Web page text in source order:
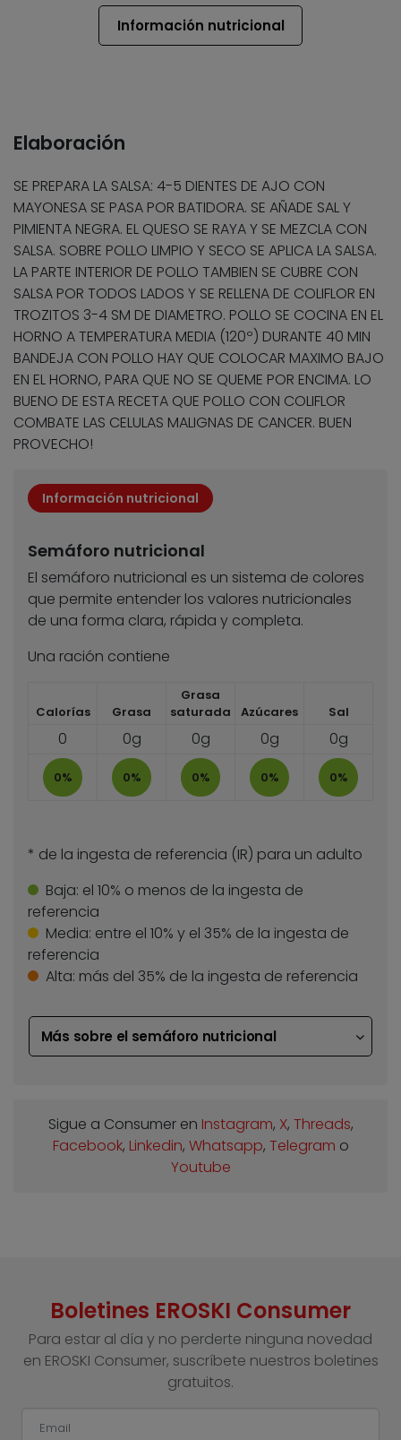
Información nutricional
Elaboración
SE PREPARA LA SALSA: 4-5 DIENTES DE AJO CON
MAYONESA SE PASA POR BATIDORA. SE AÑADE SAL Y
PIMIENTA NEGRA. EL QUESO SE RAYA Y SE MEZCLA CON
SALSA. SOBRE POLLO LIMPIO Y SECO SE APLICA LA SALSA.
LA PARTE INTERIOR DE POLLO TAMBIEN SE CUBRE CON
SALSA POR TODOS LADOS Y SE RELLENA DE COLIFLOR EN
TROZITOS 3-4 SM DE DIAMETRO. POLLO SE COCINA EN EL
HORNO A TEMPERATURA MEDIA (120º) DURANTE 40 MIN
BANDEJA CON POLLO HAY QUE COLOCAR MAXIMO BAJO
EN EL HORNO, PARA QUE NO SE QUEME POR ENCIMA. LO
BUENO DE ESTA RECETA QUE POLLO CON COLIFLOR
COMBATE LAS CELULAS MALIGNAS DE CANCER. BUEN
PROVECHO!
Información nutricional
Semáforo nutricional
El semáforo nutricional es un sistema de colores
que permite entender los valores nutricionales
de una forma clara, rápida y completa.
Una ración contiene
Calorías Grasa
Grasa
saturada
Azúcares Sal
0 0g 0g 0g 0g
0% 0% 0% 0% 0%
* de la ingesta de referencia (IR) para un adulto
Baja: el 10% o menos de la ingesta de
referencia
Media: entre el 10% y el 35% de la ingesta de
referencia
Alta: más del 35% de la ingesta de referencia
Más sobre el semáforo nutricional
Sigue a Consumer en Instagram, X, Threads,
Facebook, Linkedin, Whatsapp, Telegram o
Youtube
Boletines EROSKI Consumer
Para estar al día y no perderte ninguna novedad
en EROSKI Consumer, suscríbete nuestros boletines
gratuitos.